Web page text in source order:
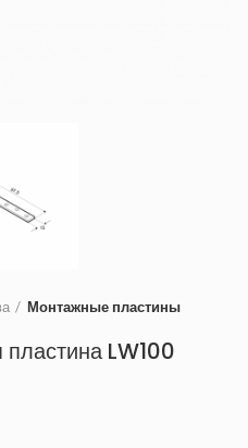
Монтажные пластины
пластина LW100